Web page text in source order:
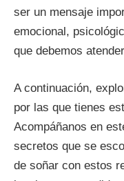
ser un mensaje
emocional,
que debemos
A continuación,
por las que tienes
Acompáñanos en
secretos que se
de soñar con estos